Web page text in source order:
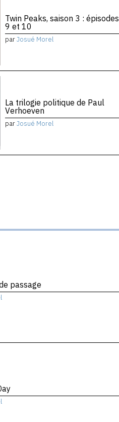
Twin Peaks, saison 3 : épisodes
9 et 10
parJosué Morel
La trilogie politique de Paul
Verhoeven
parJosué Morel
passage